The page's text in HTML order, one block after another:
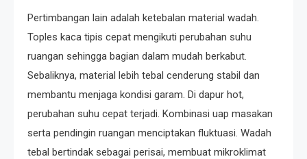
Pertimbangan lain adalah ketebalan material wadah.
Toples kaca tipis cepat mengikuti perubahan suhu
ruangan sehingga bagian dalam mudah berkabut.
Sebaliknya, material lebih tebal cenderung stabil dan
membantu menjaga kondisi garam. Di dapur hot,
perubahan suhu cepat terjadi. Kombinasi uap masakan
serta pendingin ruangan menciptakan fluktuasi. Wadah
tebal bertindak sebagai perisai, membuat mikroklimat